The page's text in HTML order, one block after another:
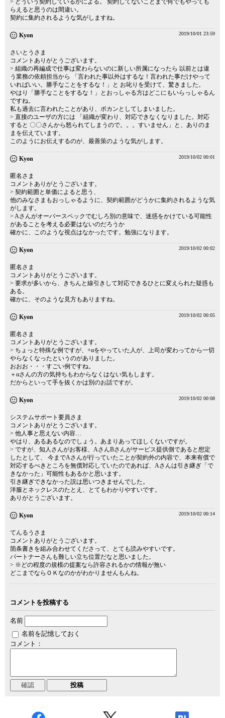
> どういう契約しているかによる。 契約してないことまで何でもやっても
らえると思うのは間違い。
契約に集約されるような気がしますね。
Kyon 2019/10/01 23:59
さいとうさま
コメントありがとうございます。
> 組織の再編成で仕事は変わらないのに新しい所属になったら 以前とは違
う業務の依頼担当から 「言われた事以外はするな！言われた事だけやって
いればいい。勝手なことをするな！」と お叱りを受けて、驚きました。
やはり「勝手なことをするな！」とおっしゃる方はどこにもいらっしゃるん
ですね。
私も過去に言われたことがあり、ポカンとしてしまいました。
> 直接のユーザの方には 「組織が変わり、対応できなくなりました。対応
すると 〇〇さんから怒られてしまうので。。。すいません」と、ありのま
まを伝えています。
このようにお伝えするのが、最善策のような気がします。
Kyon 2019/10/02 00:01
匿名さま
コメントありがとうございます。
> 契約範囲と単価によると思う、
他のみなさまもおっしゃるように、契約範囲がどうかに集約されるような気
がします。
> Aさんがオーバースペックでむしろ別の意味で、迷惑をかけている可能性
があることを考える必要はないのだろうか
確かに、このような視点はなかったです。勉強になります。
Kyon 2019/10/02 00:02
匿名さま
コメントありがとうございます。
> 要求が多いから、きちんと線引きして対応できるひとに変えられた疑惑も
ある。
確かに、そのような見方もありますね。
Kyon 2019/10/02 00:05
匿名さま
コメントありがとうございます。
> ちょっと特殊な例ですが、+αをやっていた人が、上司が変わってから一切
やらなくなったというのがありました。
おおお・・・すごい例ですね。
＋αさんの方の気持ちもわからなくはない気もします。
だからといって手を抜くかは別のお話ですが。
Kyon 2019/10/02 00:08
システムサポート要員さま
コメントありがとうございます。
> 他人事と思えない内容…
やはり、あるあるなのでしょう。あまりあってほしくないですが。
> ですが、知人さんがお客様、AさんBさんがサービス提供側であると想定
したとして、 今までAさんが行っていたことが契約外の内容で、本来有償で
対応するべきところを無償対応していたのであれば、Aさんは引き継ぎ「で
きなかった」可能性もあるかと思います。
引き継ぎできなかった説は思いつきませんでした。
洋服とネックレスのたとえ、とてもわかりやすいです。
ありがとうございます。
Kyon 2019/10/02 00:14
てんるうさま
コメントありがとうございます。
箇条書きを組み合わせてくださって、とても読みやすいです。
パートナーさんも難しい立ち位置だなと思いました。
> ※どの程度の規模の提案なら許容されるかの情報が無い
どこまでならＯＫなのかがわかりませんもんね。
コメントを投稿する
名前
名前を記憶しておく
コメント：